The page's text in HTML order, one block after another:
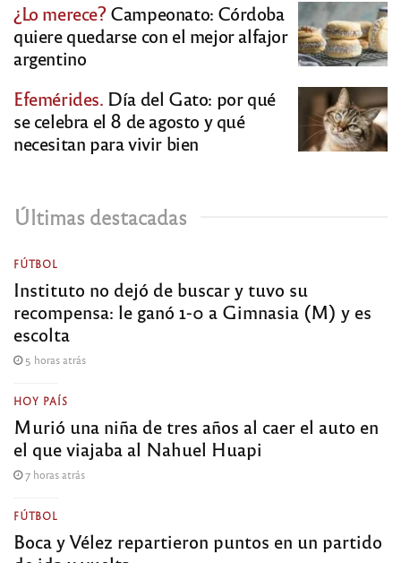
¿Lo merece?Campeonato: Córdoba
quiere quedarse con el mejor alfajor
argentino
Efemérides. Día del Gato: por qué
se celebra el 8 de agosto y qué
necesitan para vivir bien
Últimas destacadas
FÚTBOL
Instituto no dejó de buscar y tuvo su
recompensa: le ganó 1-0 a Gimnasia (M) y es
escolta
5 horas atrás
HOY PAÍS
Murió una niña de tres años al caer el auto en
el que viajaba al Nahuel Huapi
7 horas atrás
FÚTBOL
Boca y Vélez repartieron puntos en un partido